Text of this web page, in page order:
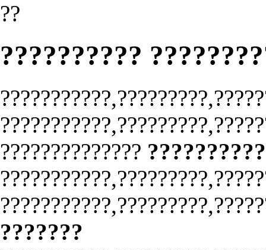
??
??????????
??????????????
???????